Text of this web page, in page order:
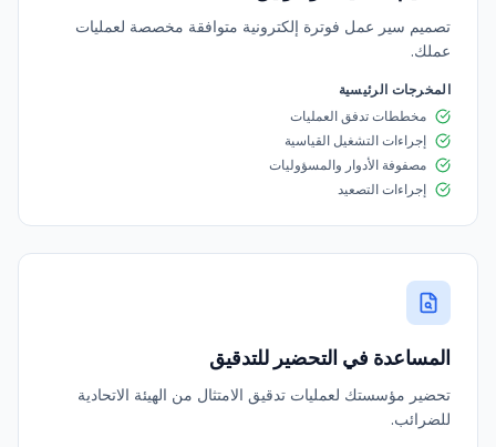
تصميم سير عمل فوترة إلكترونية متوافقة مخصصة لعمليات
عملك.
المخرجات الرئيسية
مخططات تدفق العمليات
إجراءات التشغيل القياسية
مصفوفة الأدوار والمسؤوليات
إجراءات التصعيد
المساعدة في التحضير للتدقيق
تحضير مؤسستك لعمليات تدقيق الامتثال من الهيئة الاتحادية
للضرائب.